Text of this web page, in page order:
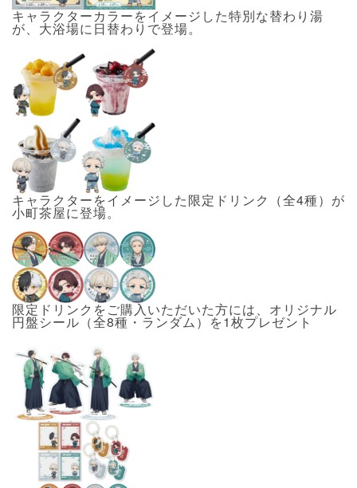
キャラクターカラーをイメージした特別な替わり湯
が、大浴場に日替わりで登場。
キャラクターをイメージした限定ドリンク（全4種）が
小町茶屋に登場。
限定ドリンクをご購入いただいた方には、オリジナル
円盤シール（全8種・ランダム）を1枚プレゼント